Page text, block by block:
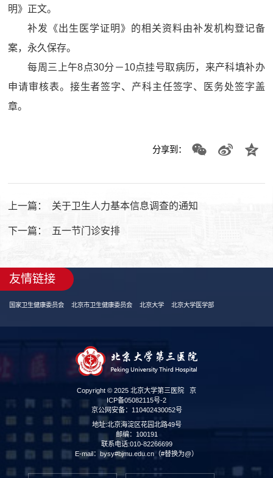
明》正文。
补发《出生医学证明》的相关资料由补发机构登记备
案，永久保存。
每周三上午8点30分－10点挂号取病历，来产科填补办
申请审核表。接生者签字、产科主任签字、医务处签字盖
章。
分享到：
上一篇： 关于卫生人力基本信息调查的通知
下一篇： 五一节门诊安排
友情链接
国家卫生健康委员会 北京市卫生健康委员会 北京大学 北京大学医学部
Copyright © 2025 北京大学第三医院 京
ICP备05082115号-2
京公网安备：110402430052号
地址:北京海淀区花园北路49号
邮编：100191
联系电话:010-82266699
E-mail：bysy#bjmu.edu.cn（#替换为@）